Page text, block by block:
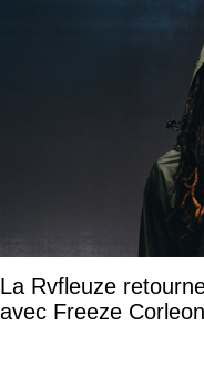
La Rvfleuze
avec Freeze